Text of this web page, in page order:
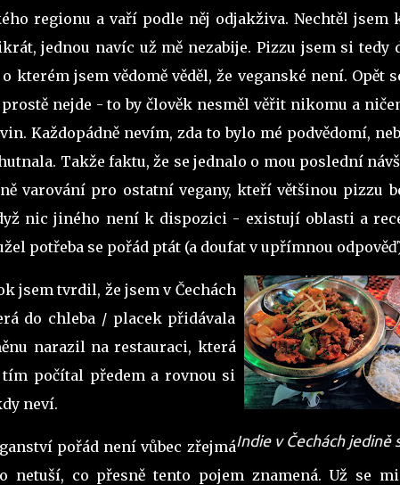
regionu a vaří podle něj odjakživa. Nechtěl jsem
jednou navíc už mě nezabije. Pizzu jsem si tedy
jsem vědomě věděl, že veganské není. Opět
nejde - to by člověk nesměl věřit nikomu a
Každopádně nevím, zda to bylo mé podvědomí,
Takže faktu, že se jednalo o mou poslední
varování pro ostatní vegany, kteří většinou pizzu
nic jiného není k dispozici - existují oblasti a
potřeba se pořád ptát (a doufat v upřímnou
Indie v Čechách jedině
jsem tvrdil, že jsem v Čechách
do chleba / placek přidávala
narazil na restauraci, která
počítal předem a rovnou si
neví.
pořád není vůbec zřejmá
netuší, co přesně tento pojem znamená. Už se